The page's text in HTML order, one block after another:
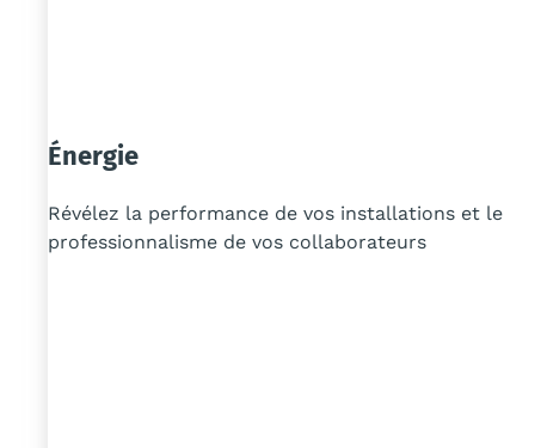
Énergie
Révélez la performance de vos installations et le
professionnalisme de vos collaborateurs